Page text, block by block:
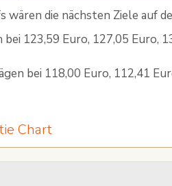
wären die nächsten Ziele auf
123,59 Euro, 127,05 Euro,
bei 118,00 Euro, 112,41
Chart